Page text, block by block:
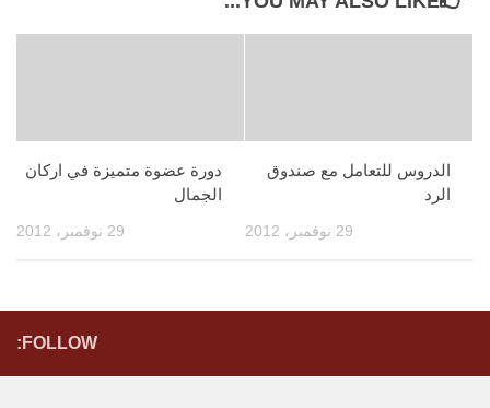
دورة عضوة متميزة في اركان
الجمال
29 نوفمبر، 2012
الدروس للتعامل مع صندوق
الرد
29 نوفمبر، 2012
FOLLOW: